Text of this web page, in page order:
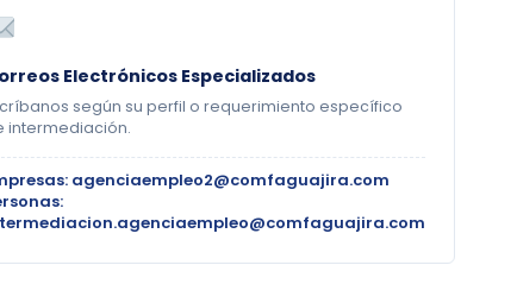
Electrónicos Especializados
según su perfil o requerimiento específico
intermediación.
agenciaempleo2@comfaguajira.com